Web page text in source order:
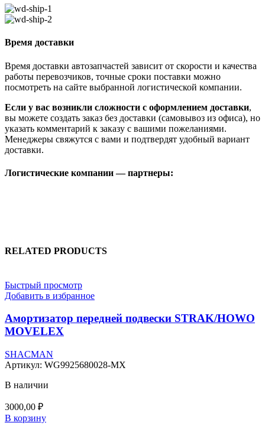
Время доставки
Время доставки автозапчастей зависит от скорости и качества
работы перевозчиков, точные сроки поставки можно
посмотреть на сайте выбранной логистической компании.
Если у вас возникли сложности с оформлением доставки,
вы можете создать заказ без доставки (самовывоз из офиса), но
указать комментарий к заказу с вашими пожеланиями.
Менеджеры свяжутся с вами и подтвердят удобный вариант
доставки.
Логистические компании — партнеры:
RELATED PRODUCTS
Быстрый просмотр
Добавить в избранное
Амортизатор передней подвески STRAK/HOWO
MOVELEX
SHACMAN
Артикул: WG9925680028-MX
В наличии
3000,00 ₽
В корзину